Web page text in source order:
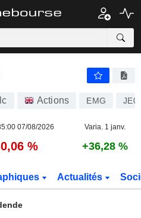
Actions EMG
07/08/2026 Varia. 1 janv.
% +36,28 %
Actualités